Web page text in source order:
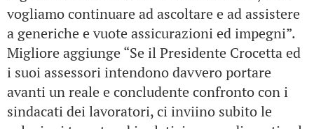
vogliamo continuare ad ascoltare e ad assistere
a generiche e vuote assicurazioni ed impegni”.
Migliore aggiunge “Se il Presidente Crocetta ed
i suoi assessori intendono davvero portare
avanti un reale e concludente confronto con i
sindacati dei lavoratori, ci inviino subito le